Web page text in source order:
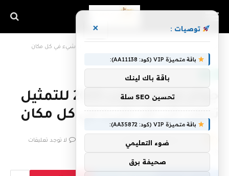
جوائز غولدن غلوب 2023 للتمثيل
تذهب إلى كل شيء في كل مكان
فريق اشراق التقنية لا توجد تعليقات
2 دقائق
توصيات : ×
باقة متميزة VIP (كود: AA11138):
باقة باك لينك
تحسين SEO سلة
باقة متميزة VIP (كود: AA35872):
ضوء التعليمي
صحيفة برق